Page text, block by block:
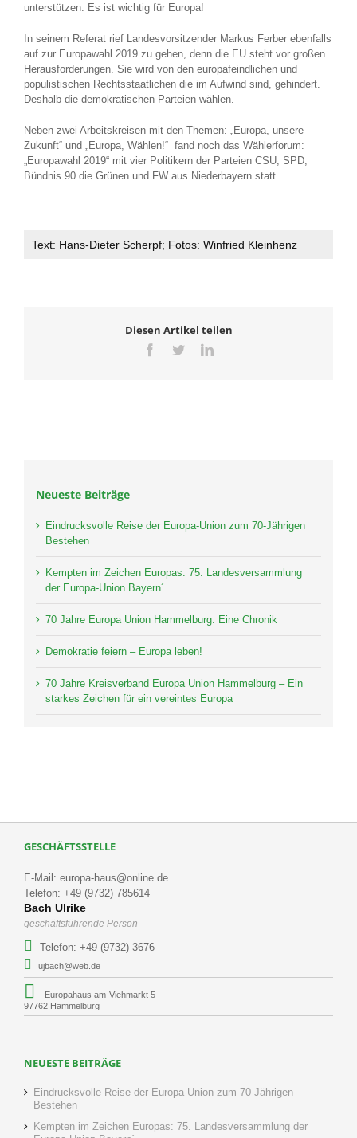
unterstützen. Es ist wichtig für Europa!
In seinem Referat rief Landesvorsitzender Markus Ferber ebenfalls
auf zur Europawahl 2019 zu gehen, denn die EU steht vor großen
Herausforderungen. Sie wird von den europafeindlichen und
populistischen Rechtsstaatlichen die im Aufwind sind, gehindert.
Deshalb die demokratischen Parteien wählen.
Neben zwei Arbeitskreisen mit den Themen: „Europa, unsere
Zukunft“ und „Europa, Wählen!“ fand noch das Wählerforum:
„Europawahl 2019“ mit vier Politikern der Parteien CSU, SPD,
Bündnis 90 die Grünen und FW aus Niederbayern statt.
Text: Hans-Dieter Scherpf; Fotos: Winfried Kleinhenz
Diesen Artikel teilen
Facebook
TwitterLinkedIn
Neueste Beiträge
Eindrucksvolle Reise der Europa-Union zum 70-Jährigen
Bestehen
Kempten im Zeichen Europas: 75. Landesversammlung
der Europa-Union Bayern´
70 Jahre Europa Union Hammelburg: Eine Chronik
Demokratie feiern – Europa leben!
70 Jahre Kreisverband Europa Union Hammelburg – Ein
starkes Zeichen für ein vereintes Europa
GESCHÄFTSSTELLE
E-Mail: europa-haus@online.de
Telefon: +49 (9732) 785614
Bach Ulrike
geschäftsführende Person
Telefon: +49 (9732) 3676
ujbach@web.de
Europahaus am-Viehmarkt 5
97762 Hammelburg
NEUESTE BEITRÄGE
Eindrucksvolle Reise der Europa-Union zum 70-Jährigen
Bestehen
Kempten im Zeichen Europas: 75. Landesversammlung der